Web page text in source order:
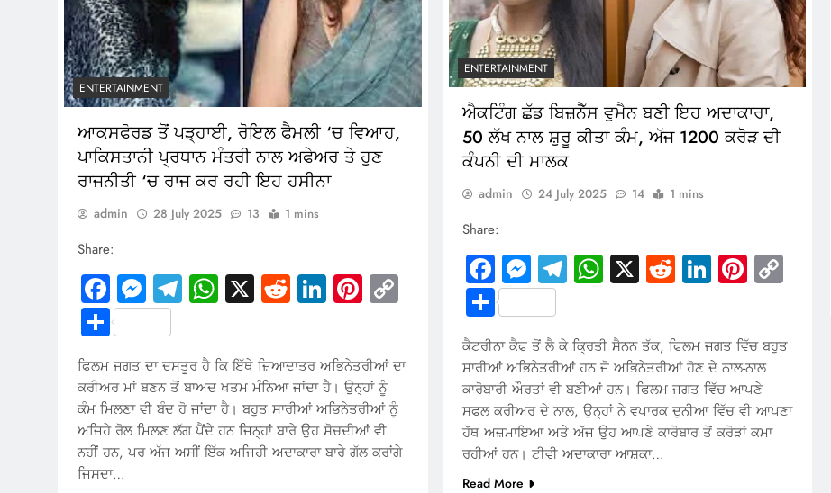
ENTERTAINMENT
ਆਕਸਫੋਰਡ ਤੋਂ ਪੜ੍ਹਾਈ, ਰੋਇਲ ਫੈਮਲੀ ‘ਚ ਵਿਆਹ,
ਪਾਕਿਸਤਾਨੀ ਪ੍ਰਧਾਨ ਮੰਤਰੀ ਨਾਲ ਅਫੇਅਰ ਤੇ ਹੁਣ
ਰਾਜਨੀਤੀ ‘ਚ ਰਾਜ ਕਰ ਰਹੀ ਇਹ ਹਸੀਨਾ
admin 28 July 2025 13 1 mins
Share:
Facebook
Messenger
Telegram
WhatsApp
X RedditLinkedInPinterest
Share
ਫਿਲਮ ਜਗਤ ਦਾ ਦਸਤੂਰ ਹੈ ਕਿ ਇੱਥੇ ਜ਼ਿਆਦਾਤਰ ਅਭਿਨੇਤਰੀਆਂ ਦਾ
ਕਰੀਅਰ ਮਾਂ ਬਣਨ ਤੋਂ ਬਾਅਦ ਖਤਮ ਮੰਨਿਆ ਜਾਂਦਾ ਹੈ। ਉਨ੍ਹਾਂ ਨੂੰ
ਕੰਮ ਮਿਲਣਾ ਵੀ ਬੰਦ ਹੋ ਜਾਂਦਾ ਹੈ। ਬਹੁਤ ਸਾਰੀਆਂ ਅਭਿਨੇਤਰੀਆਂ ਨੂੰ
ਅਜਿਹੇ ਰੋਲ ਮਿਲਣ ਲੱਗ ਪੈਂਦੇ ਹਨ ਜਿਨ੍ਹਾਂ ਬਾਰੇ ਉਹ ਸੋਚਦੀਆਂ ਵੀ
ਨਹੀਂ ਹਨ, ਪਰ ਅੱਜ ਅਸੀਂ ਇੱਕ ਅਜਿਹੀ ਅਦਾਕਾਰਾ ਬਾਰੇ ਗੱਲ ਕਰਾਂਗੇ
ਜਿਸਦਾ…
ENTERTAINMENT
ਐਕਟਿੰਗ ਛੱਡ ਬਿਜ਼ਨੈੱਸ ਵੁਮੈਨ ਬਣੀ ਇਹ ਅਦਾਕਾਰਾ,
50 ਲੱਖ ਨਾਲ ਸ਼ੁਰੂ ਕੀਤਾ ਕੰਮ, ਅੱਜ 1200 ਕਰੋੜ ਦੀ
ਕੰਪਨੀ ਦੀ ਮਾਲਕ
admin 24 July 2025 14 1 mins
Share:
Facebook
Messenger
Telegram
WhatsApp
X RedditLinkedIn
Pinterest
Copy
Share
ਕੈਟਰੀਨਾ ਕੈਫ ਤੋਂ ਲੈ ਕੇ ਕ੍ਰਿਤੀ ਸੈਨਨ ਤੱਕ, ਫਿਲਮ ਜਗਤ ਵਿੱਚ ਬਹੁਤ
ਸਾਰੀਆਂ ਅਭਿਨੇਤਰੀਆਂ ਹਨ ਜੋ ਅਭਿਨੇਤਰੀਆਂ ਹੋਣ ਦੇ ਨਾਲ-ਨਾਲ
ਕਾਰੋਬਾਰੀ ਔਰਤਾਂ ਵੀ ਬਣੀਆਂ ਹਨ। ਫਿਲਮ ਜਗਤ ਵਿੱਚ ਆਪਣੇ
ਸਫਲ ਕਰੀਅਰ ਦੇ ਨਾਲ, ਉਨ੍ਹਾਂ ਨੇ ਵਪਾਰਕ ਦੁਨੀਆ ਵਿੱਚ ਵੀ ਆਪਣਾ
ਹੱਥ ਅਜ਼ਮਾਇਆ ਅਤੇ ਅੱਜ ਉਹ ਆਪਣੇ ਕਾਰੋਬਾਰ ਤੋਂ ਕਰੋੜਾਂ ਕਮਾ
ਰਹੀਆਂ ਹਨ। ਟੀਵੀ ਅਦਾਕਾਰਾ ਆਸ਼ਕਾ…
Read More